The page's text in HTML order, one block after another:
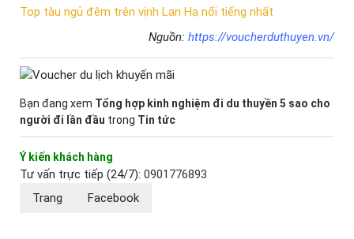
Top tàu ngủ đêm trên vịnh Lan Hạ nổi tiếng nhất
Nguồn: https://voucherduthuyen.vn/
Bạn đang xem Tổng hợp kinh nghiệm đi du thuyền 5 sao cho
người đi lần đầu trong Tin tức
Ý kiến khách hàng
Tư vấn trực tiếp (24/7): 0901776893
Trang
Facebook